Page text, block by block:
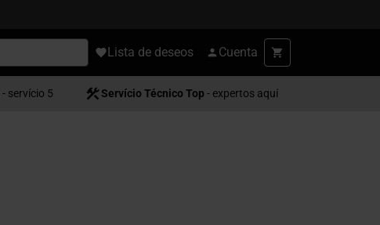
Lista de deseos Cuenta
- servício 5 Servício Técnico Top - expertos aquí